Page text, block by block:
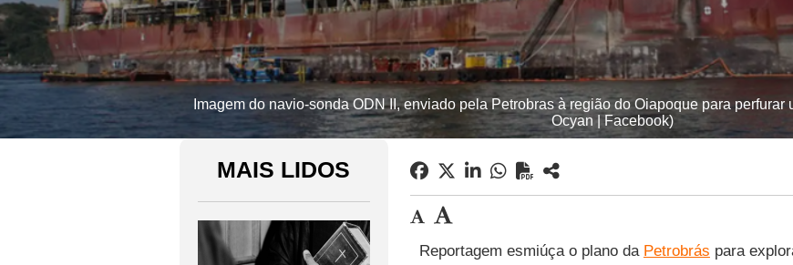
Imagem do navio-sonda ODN II, enviado pela Petrobras à região do Oiapoque para perfurar
Ocyan | Facebook)
MAIS LIDOS
Reportagem esmiúça o plano da Petrobrás para